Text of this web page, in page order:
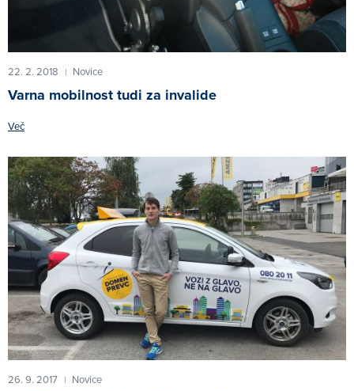
22. 2. 2018 | Novice
Varna mobilnost tudi za invalide
Več
26. 9. 2017 | Novice